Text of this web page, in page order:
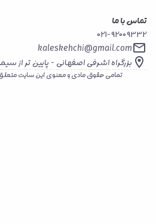
تماس با ما
021-92009332
kaleskehchi@gmail.com
بزرگراه اشرفی اصفهانی - پایین تر از سیمین
تمامی حقوق مادی و معنوی این سایت متعلق